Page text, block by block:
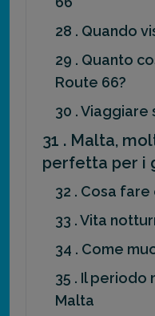
28 . Quando
29 . Quanto
Route 66?
30 . Viaggiare
31 . Malta,
perfetta per i
32 . Cosa
33 . Vita
34 . Come
35 . Il
Malta